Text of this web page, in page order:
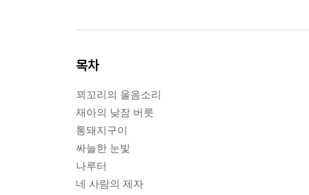
목차
꾀꼬리의 울음소리
재아의 낮잠 버릇
통돼지구이
싸늘한 눈빛
나루터
네 사람의 제자